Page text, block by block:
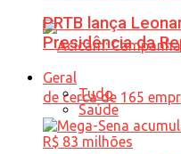
PRTB lança
Presidência da
Geral
Tudo
Saúde